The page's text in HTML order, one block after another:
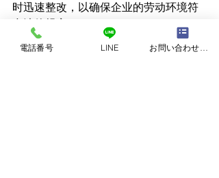
时迅速整改，以确保企业的劳动环境符
労働基準法 立入検査
労働基準監督署
最低賃金法労働安全衛生法 労働者名簿賃金台帳
電話番号 LINE